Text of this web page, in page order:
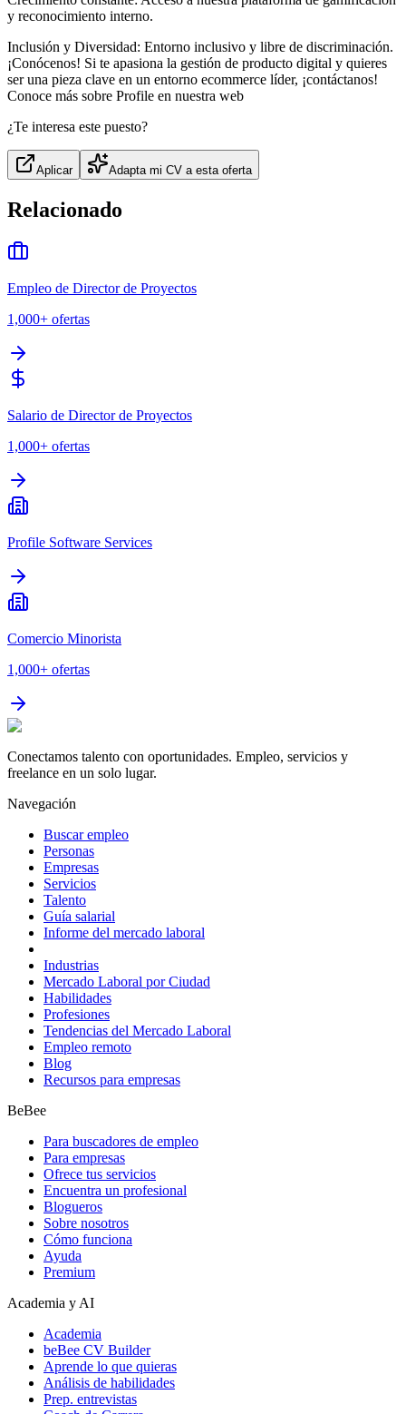
y reconocimiento interno.
Inclusión y Diversidad: Entorno inclusivo y libre de discriminación.
¡Conócenos! Si te apasiona la gestión de producto digital y quieres
ser una pieza clave en un entorno ecommerce líder, ¡contáctanos!
Conoce más sobre Profile en nuestra web
¿Te interesa este puesto?
Aplicar Adapta mi CV a esta oferta
Relacionado
Empleo de Director de Proyectos
1,000+ ofertas
Salario de Director de Proyectos
1,000+ ofertas
Profile Software Services
Comercio Minorista
1,000+ ofertas
Conectamos talento con oportunidades. Empleo, servicios y
freelance en un solo lugar.
Navegación
Buscar empleo
Personas
Empresas
Servicios
Talento
Guía salarial
Informe del mercado laboral
Industrias
Mercado Laboral por Ciudad
Habilidades
Profesiones
Tendencias del Mercado Laboral
Empleo remoto
Blog
Recursos para empresas
BeBee
Para buscadores de empleo
Para empresas
Ofrece tus servicios
Encuentra un profesional
Blogueros
Sobre nosotros
Cómo funciona
Ayuda
Premium
Academia y AI
Academia
beBee CV Builder
Aprende lo que quieras
Análisis de habilidades
Prep. entrevistas